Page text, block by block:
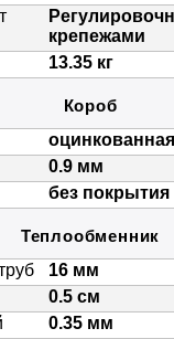
крепежами
13.35 кг
Короб
0.9 мм
без покрытия
Теплообменник
16 мм
0.5 см
0.35 мм